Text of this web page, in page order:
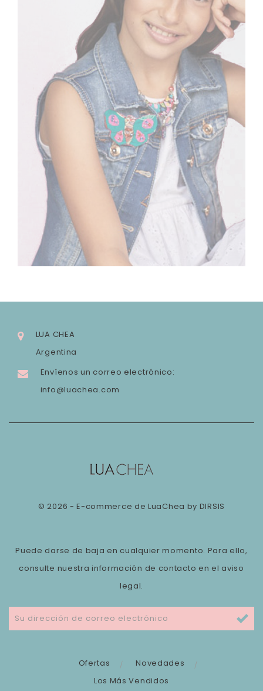
LUA CHEA
Argentina
Envíenos un correo electrónico:
info@luachea.com
© 2026 - E-commerce de LuaChea by DIRSIS
Puede darse de baja en cualquier momento. Para ello,
consulte nuestra información de contacto en el aviso
legal.
Ofertas
Novedades
Los Más Vendidos